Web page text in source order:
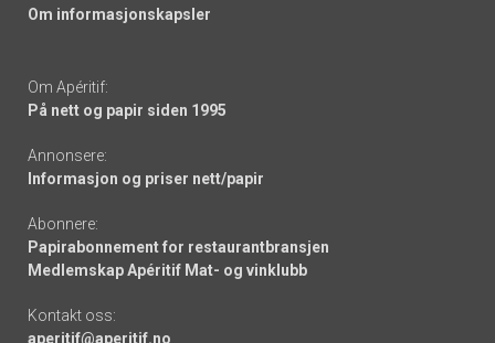
Om informasjonskapsler
Om Apéritif:
På nett og papir siden 1995
Annonsere:
Informasjon og priser nett/papir
Abonnere:
Papirabonnement for restaurantbransjen
Medlemskap Apéritif Mat- og vinklubb
Kontakt oss:
aperitif@aperitif.no